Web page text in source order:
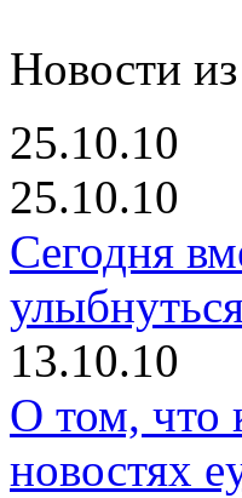
Новости
25.10.10
25.10.10
Сегодня
13.10.10
О том, что
новостях